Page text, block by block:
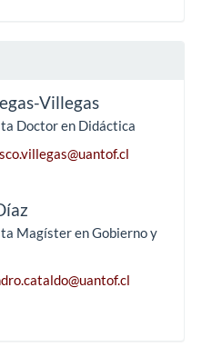
Villegas
Doctor en Didáctica
Magíster en Gobierno y